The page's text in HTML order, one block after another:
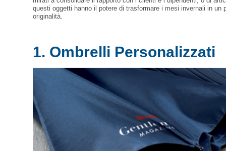
questi oggetti hanno il potere di trasformare i mesi invernali in un
originalità.
1. Ombrelli Personalizzati